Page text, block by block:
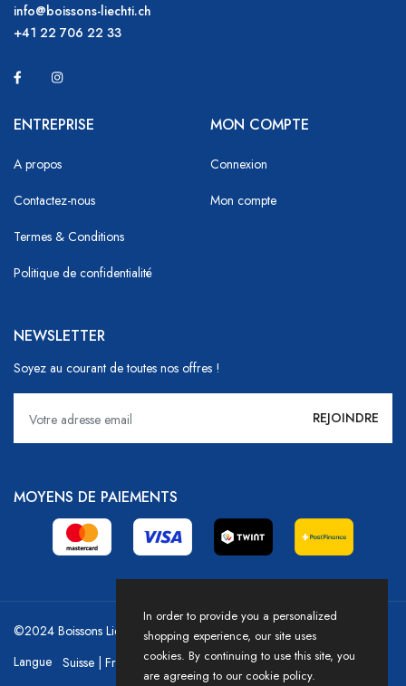
info@boissons-liechti.ch
+41 22 706 22 33
ENTREPRISE
A propos
Contactez-nous
Termes & Conditions
Politique de confidentialité
MON COMPTE
Connexion
Mon compte
NEWSLETTER
Soyez au courant de toutes nos offres !
MOYENS DE PAIEMENTS
©2024 Boissons Liechti - GoDrink Group / Powered by HICASS
Langue
In order to provide you a personalized
shopping experience, our site uses
cookies. By continuing to use this site, you
are agreeing to our cookie policy.